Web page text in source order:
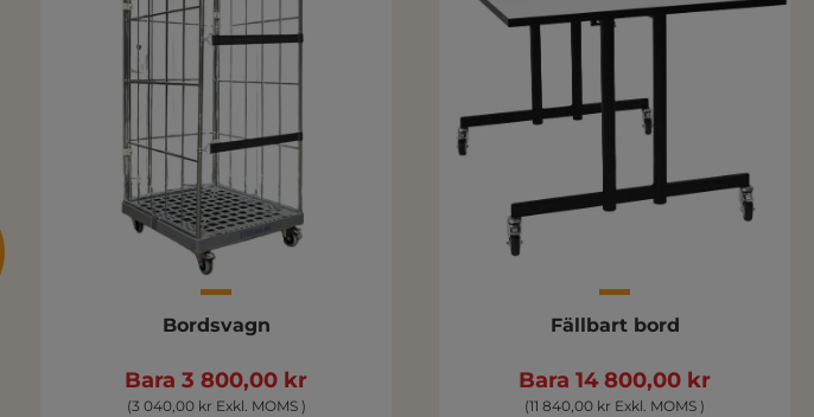
Bordsvagn
Bara 3 800,00 kr
(3 040,00 kr Exkl. MOMS )
Fällbart bord
Bara 14 800,00 kr
(11 840,00 kr Exkl. MOMS )